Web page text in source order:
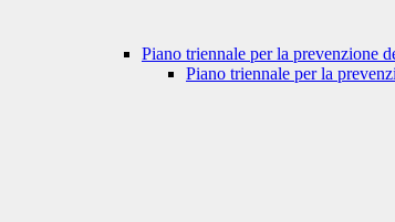
Piano triennale per la prevenzione
Piano triennale per la